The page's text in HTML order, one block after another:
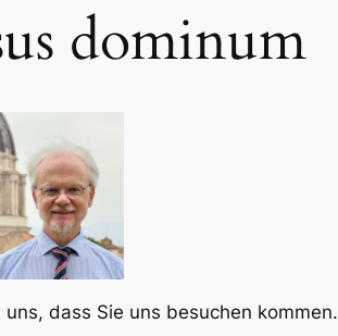
dominum
uns, dass Sie uns besuchen kommen.